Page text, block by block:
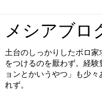
メシアブロ
土台のしっかりしたボロ
をつけるのを厭わず。経
ョンとかいうやつ」も少
れず。